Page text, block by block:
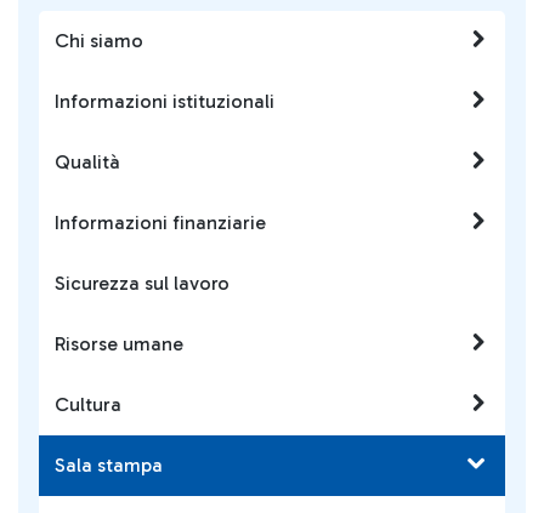
Chi siamo
Informazioni istituzionali
Qualità
Informazioni finanziarie
Sicurezza sul lavoro
Risorse umane
Cultura
Sala stampa